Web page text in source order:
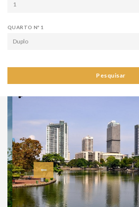
1
QUARTO Nº 1
Duplo
Pesquisar